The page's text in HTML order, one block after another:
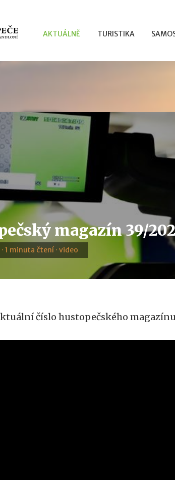
AKTUÁLNĚ TURISTIKA
magazín 39/
1 minuta čtení · video
číslo hustopečského